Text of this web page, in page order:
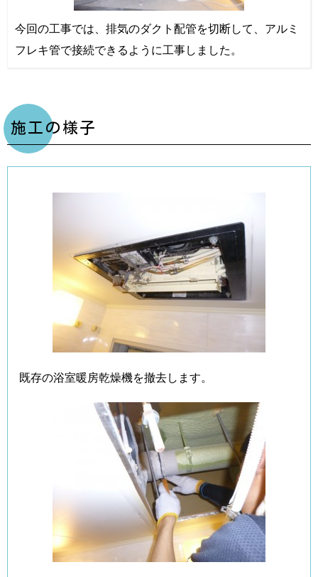
今回の工事では、排気のダクト配管を切断して、アルミ
フレキ管で接続できるように工事しました。
施工の様子
既存の浴室暖房乾燥機を撤去します。